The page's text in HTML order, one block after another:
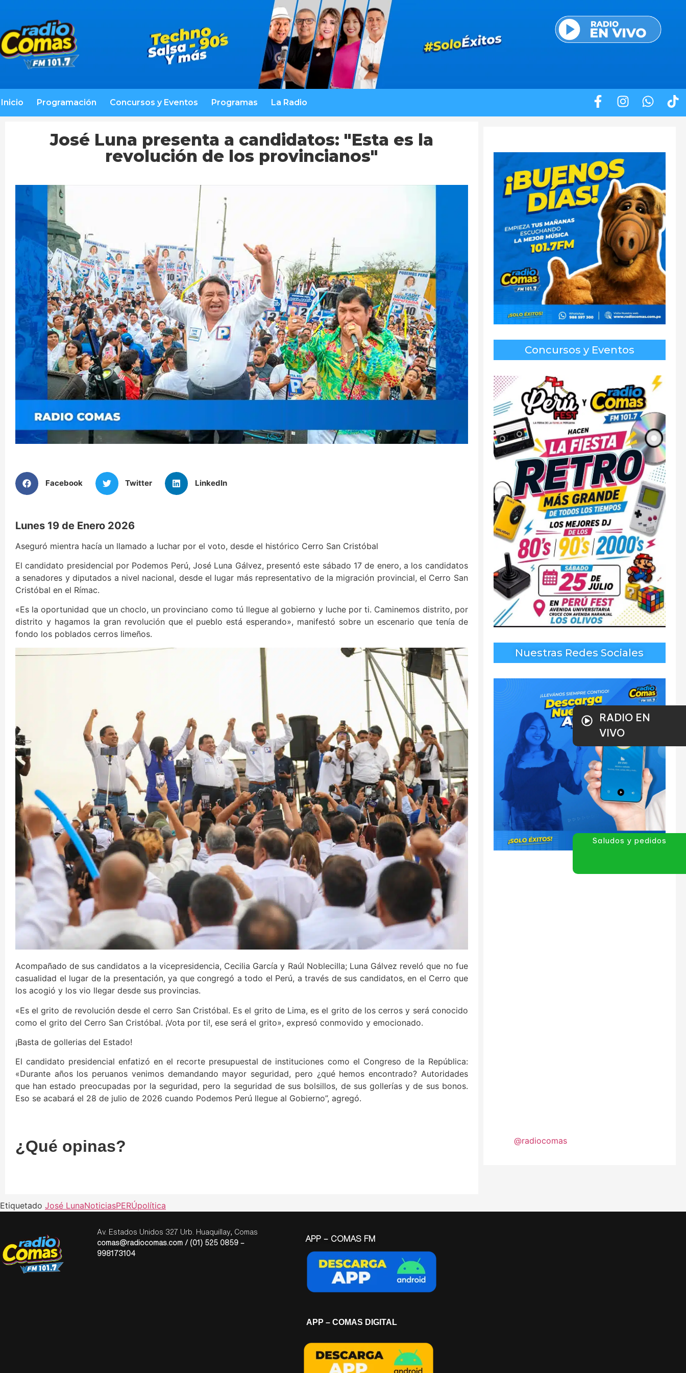
Inicio Programación Concursos y Eventos Programas La Radio
José Luna presenta a candidatos: "Esta es la
revolución de los provincianos"
Facebook Twitter LinkedIn
Lunes 19 de Enero 2026
Aseguró mientra hacía un llamado a luchar por el voto, desde el histórico Cerro San Cristóbal
El candidato presidencial por Podemos Perú, José Luna Gálvez, presentó este sábado 17 de enero, a los candidatos
a senadores y diputados a nivel nacional, desde el lugar más representativo de la migración provincial, el Cerro San
Cristóbal en el Rímac.
«Es la oportunidad que un choclo, un provinciano como tú llegue al gobierno y luche por ti. Caminemos distrito, por
distrito y hagamos la gran revolución que el pueblo está esperando», manifestó sobre un escenario que tenía de
fondo los poblados cerros limeños.
Acompañado de sus candidatos a la vicepresidencia, Cecilia García y Raúl Noblecilla; Luna Gálvez reveló que no fue
casualidad el lugar de la presentación, ya que congregó a todo el Perú, a través de sus candidatos, en el Cerro que
los acogió y los vio llegar desde sus provincias.
«Es el grito de revolución desde el cerro San Cristóbal. Es el grito de Lima, es el grito de los cerros y será conocido
como el grito del Cerro San Cristóbal. ¡Vota por ti!, ese será el grito», expresó conmovido y emocionado.
¡Basta de gollerias del Estado!
El candidato presidencial enfatizó en el recorte presupuestal de instituciones como el Congreso de la República:
«Durante años los peruanos venimos demandando mayor seguridad, pero ¿qué hemos encontrado? Autoridades
que han estado preocupadas por la seguridad, pero la seguridad de sus bolsillos, de sus gollerías y de sus bonos.
Eso se acabará el 28 de julio de 2026 cuando Podemos Perú llegue al Gobierno”, agregó.
¿Qué opinas?
Concursos y Eventos
Nuestras Redes Sociales
@radiocomas
Etiquetado José LunaNoticiasPERÚpolítica
Av. Estados Unidos 327 Urb. Huaquillay, Comas
comas@radiocomas.com / (01) 525 0859 –
998173104
APP – COMAS FM
APP – COMAS DIGITAL
RADIO EN
VIVO
Saludos y pedidos